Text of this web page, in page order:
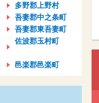
多野郡上野村
吾妻郡中之条町
吾妻郡東吾妻町
佐波郡玉村町
邑楽郡邑楽町